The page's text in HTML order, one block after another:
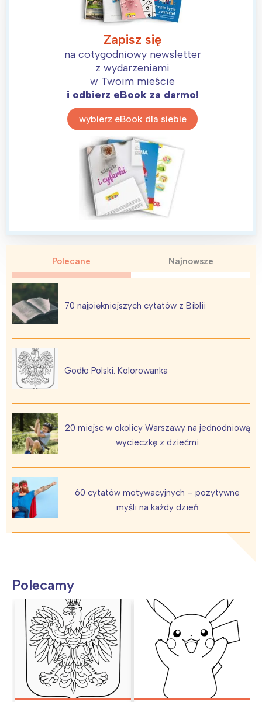
Zapisz się
na cotygodniowy newsletter
z wydarzeniami
w Twoim mieście
i odbierz eBook za darmo!
wybierz eBook dla siebie
Polecane Najnowsze
70 najpiękniejszych cytatów z Biblii
Godło Polski. Kolorowanka
20 miejsc w okolicy Warszawy na jednodniową
wycieczkę z dziećmi
60 cytatów motywacyjnych – pozytywne
myśli na każdy dzień
Polecamy
Interesują mnie wydarzenia z
tego regionu:
Trójmiasto
Poznań
Wrocław
Południe
Północ